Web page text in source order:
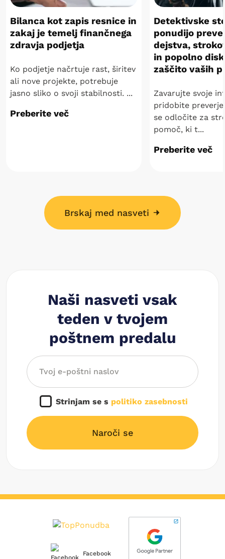
Bilanca kot zapis resnice in
zakaj je temelj finančnega
zdravja podjetja
Ko podjetje načrtuje rast, širitev
ali nove projekte, potrebuje
jasno sliko o svoji stabilnosti. ...
Preberite več
Detektivske
ponudijo
dejstva,
in popolno
zaščito vaših
Zavarujte svoje
pridobite
se odločite za
pomoč, ki t...
Preberite več
Brskaj med nasveti
Naši nasveti vsak
teden v tvojem
poštnem predalu
Strinjam se s politiko zasebnosti
Naroči se
Facebook